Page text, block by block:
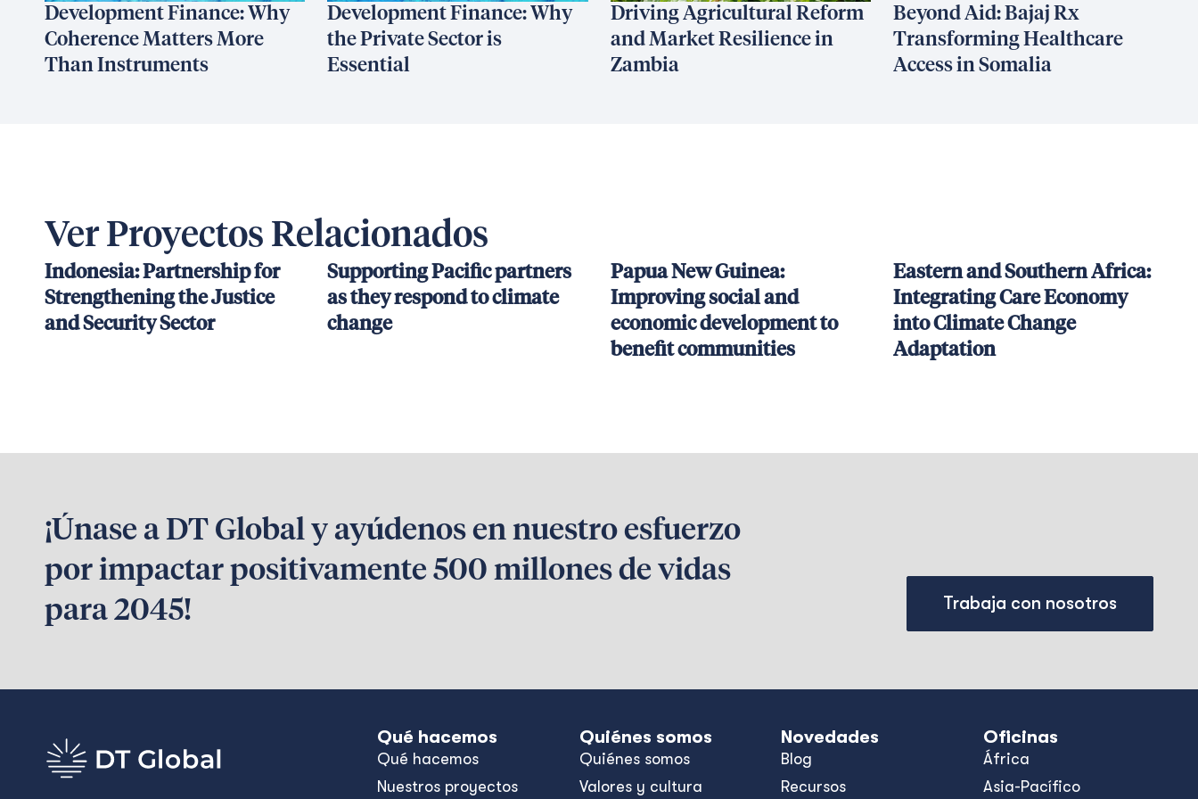
Development Finance: Why
Coherence Matters More
Than Instruments
Development Finance: Why
the Private Sector is
Essential
Driving Agricultural Reform
and Market Resilience in
Zambia
Beyond Aid: Bajaj Rx
Transforming Healthcare
Access in Somalia
Ver Proyectos Relacionados
Indonesia: Partnership for
Strengthening the Justice
and Security Sector
Supporting Pacific partners
as they respond to climate
change
Papua New Guinea:
Improving social and
economic development to
benefit communities
Eastern and Southern Africa:
Integrating Care Economy
into Climate Change
Adaptation
¡Únase a DT Global y ayúdenos en nuestro esfuerzo
por impactar positivamente 500 millones de vidas
para 2045!
Trabaja con nosotros
Qué hacemos
Qué hacemos
Nuestros proyectos
Quiénes somos
Quiénes somos
Valores y cultura
Novedades
Blog
Recursos
Oficinas
África
Asia-Pacífico